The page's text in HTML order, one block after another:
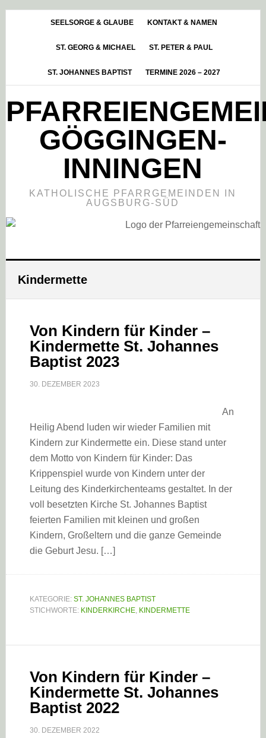
HauptsidebarSEELSORGE & GLAUBE KONTAKT & NAMEN
ST. GEORG & MICHAEL ST. PETER & PAUL
ST. JOHANNES BAPTIST TERMINE 2026 – 2027
GÖGGINGEN-
INNINGEN
KATHOLISCHE PFARRGEMEINDEN IN
AUGSBURG-SÜD
Kindermette
Von Kindern für Kinder –
Kindermette St. Johannes
Baptist 2023
30. DEZEMBER 2023
An
Heilig Abend luden wir wieder Familien mit
Kindern zur Kindermette ein. Diese stand unter
dem Motto von Kindern für Kinder: Das
Krippenspiel wurde von Kindern unter der
Leitung des Kinderkirchenteams gestaltet. In der
voll besetzten Kirche St. Johannes Baptist
feierten Familien mit kleinen und großen
Kindern, Großeltern und die ganze Gemeinde
die Geburt Jesu. […]
KATEGORIE: ST. JOHANNES BAPTIST
STICHWORTE: KINDERKIRCHE, KINDERMETTE
Von Kindern für Kinder –
Kindermette St. Johannes
Baptist 2022
30. DEZEMBER 2022